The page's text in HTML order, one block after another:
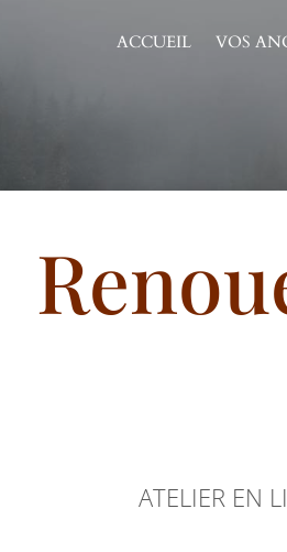
ACCUEIL VOS
ATELIER EN